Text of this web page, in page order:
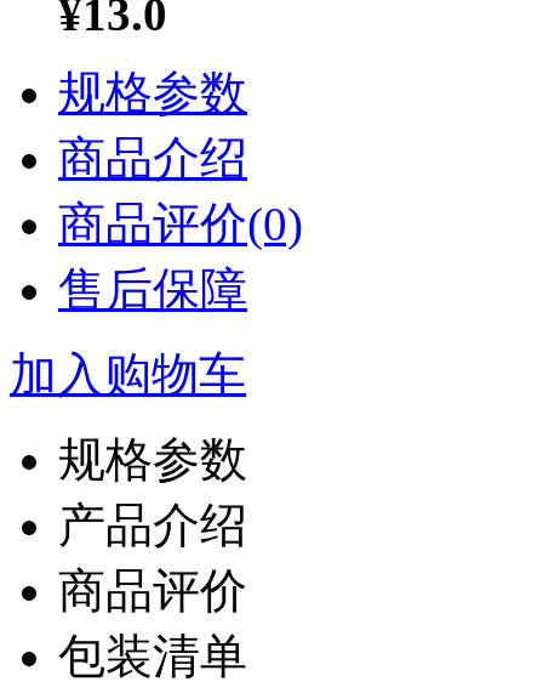
¥13.0
规格参数
商品介绍
商品评价(0)
售后保障
加入购物车
规格参数
产品介绍
商品评价
包装清单